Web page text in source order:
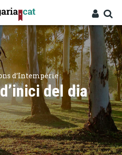
Entra
d’Intempèrie
del dia